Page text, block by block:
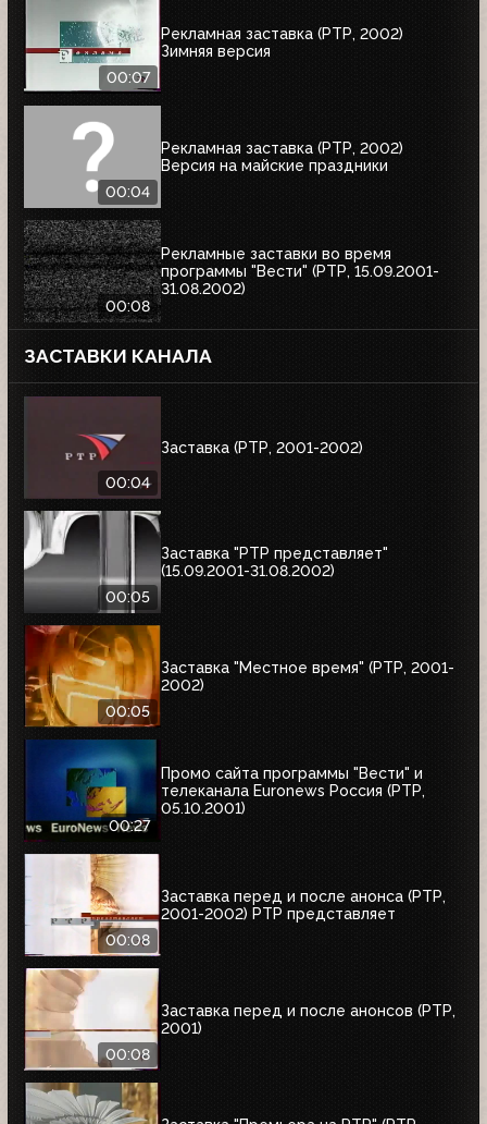
00:07
Рекламная заставка (РТР, 2002)
Зимняя версия
00:04
Рекламная заставка (РТР, 2002)
Версия на майские праздники
00:08
Рекламные заставки во время
программы "Вести" (РТР, 15.09.2001-
31.08.2002)
ЗАСТАВКИ КАНАЛА
00:04
Заставка (РТР, 2001-2002)
00:05
Заставка "РТР представляет"
(15.09.2001-31.08.2002)
00:05
Заставка "Местное время" (РТР, 2001-
2002)
00:27
Промо сайта программы "Вести" и
телеканала Euronews Россия (РТР,
05.10.2001)
00:08
Заставка перед и после анонса (РТР,
2001-2002) РТР представляет
00:08
Заставка перед и после анонсов (РТР,
2001)